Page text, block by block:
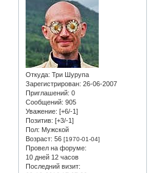
Откуда: Три Шурупа
Зарегистрирован: 26-06-2007
Приглашений: 0
Сообщений: 905
Уважение: [+6/-1]
Позитив: [+3/-1]
Пол: Мужской
Возраст: 56 [1970-01-04]
Провел на форуме:
10 дней 12 часов
Последний визит: